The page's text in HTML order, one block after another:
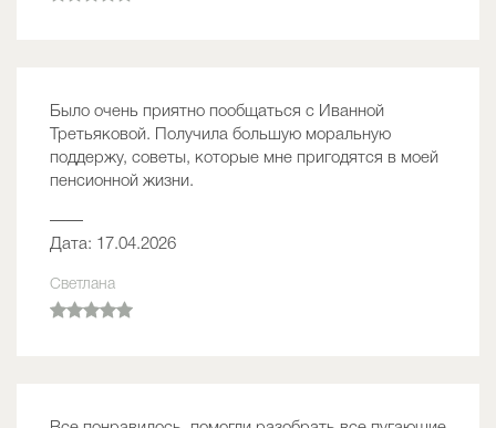
Было очень приятно пообщаться с Иванной
Третьяковой. Получила большую моральную
поддержу, советы, которые мне пригодятся в моей
пенсионной жизни.
——
Дата: 17.04.2026
Светлана